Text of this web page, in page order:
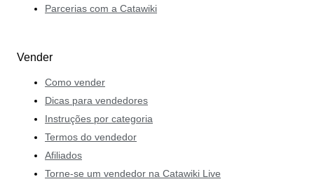
Parcerias com a Catawiki
Vender
Como vender
Dicas para vendedores
Instruções por categoria
Termos do vendedor
Afiliados
Torne-se um vendedor na Catawiki Live